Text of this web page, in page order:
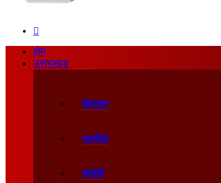
होम
उत्तराखंड
देहरादून
अल्मोड़ा
चमोली